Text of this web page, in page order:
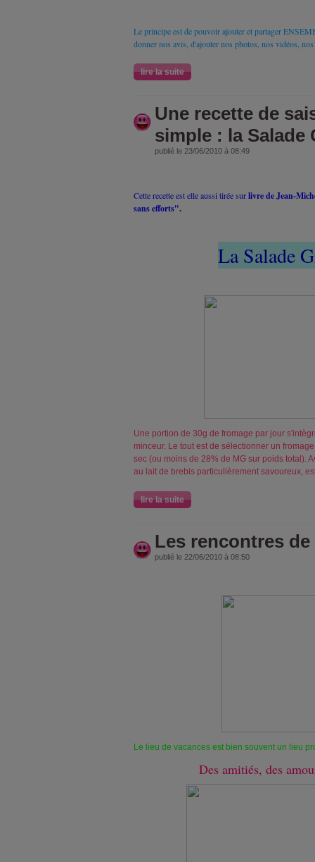
Le principe est de pouvoir ajouter et partager
donner nos avis, d'ajouter nos photos, nos vidéos,
lire la suite
Une recette de
simple : la Salade
publié le 23/06/2010 à 08:49
Cette recette est elle aussi tirée surlivre de Jean-
sans efforts".
La Salade
Une portion de 30g de fromage par jour
minceur. Le tout est de sélectionner un
sec (ou moins de 28% de MG sur poids total).
au lait de brebis particulièrement savoureux,
lire la suite
Les rencontres de
publié le 22/06/2010 à 08:50
Le lieu de vacances est bien souvent un lieu
Des amitiés, des